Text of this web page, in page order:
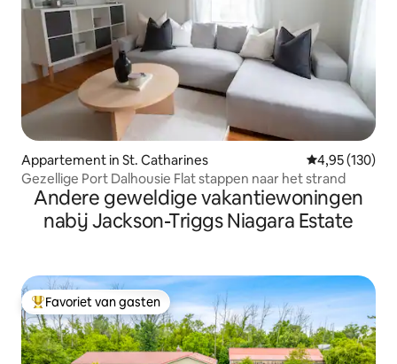
Appartement in St. Catharines Gemiddelde
4,95 (130)
Gezellige Port Dalhousie Flat stappen naar het strand
Andere geweldige vakantiewoningen
nabij Jackson-Triggs Niagara Estate
Topfavoriet van gasten
Favoriet van gasten